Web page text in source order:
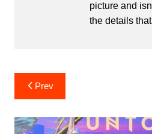
picture and
the details
Post
navigation
Prev